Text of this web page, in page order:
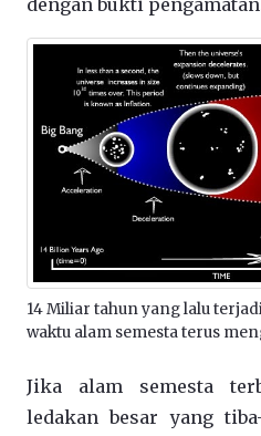
dengan bukti
14 Miliar tahun yang lalu
waktu alam semesta terus
Jika alam semesta
ledakan besar yang